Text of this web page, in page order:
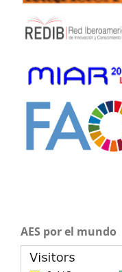
AES por el mundo